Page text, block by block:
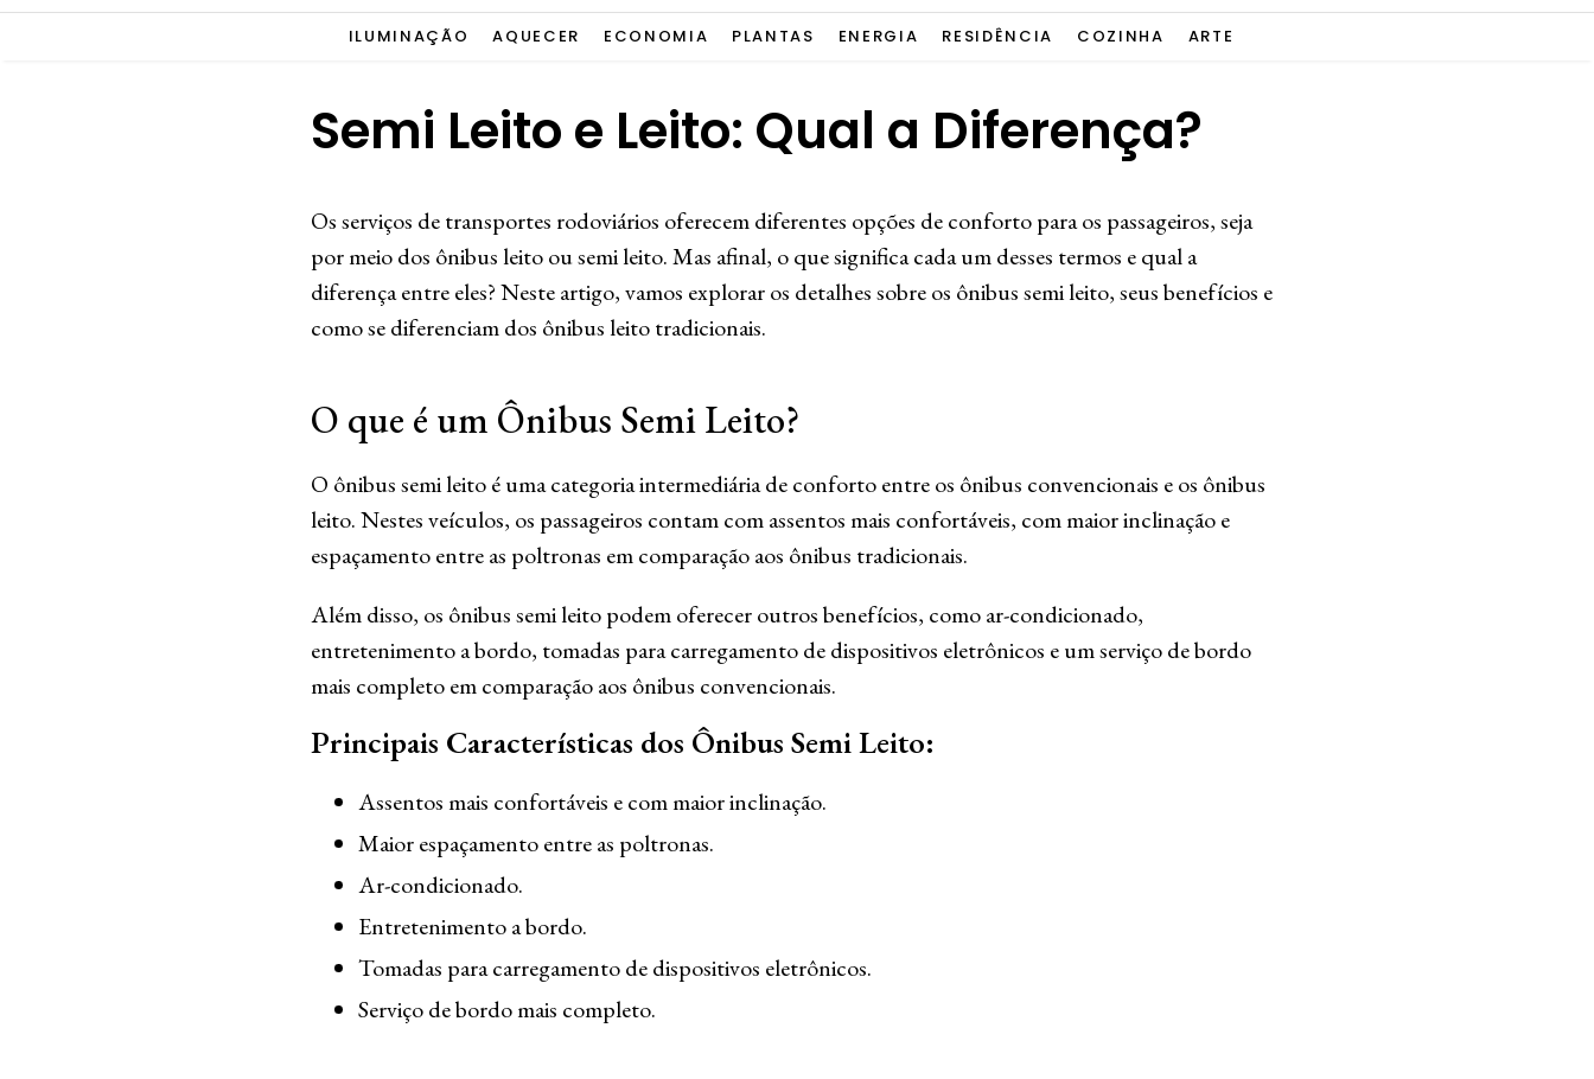
ILUMINAÇÃO AQUECER ECONOMIA PLANTAS ENERGIA RESIDÊNCIA COZINHA ARTE
Semi Leito e Leito: Qual a Diferença?
Os serviços de transportes rodoviários oferecem diferentes opções de conforto para os passageiros, seja
por meio dos ônibus leito ou semi leito. Mas afinal, o que significa cada um desses termos e qual a
diferença entre eles? Neste artigo, vamos explorar os detalhes sobre os ônibus semi leito, seus benefícios e
como se diferenciam dos ônibus leito tradicionais.
O que é um Ônibus Semi Leito?
O ônibus semi leito é uma categoria intermediária de conforto entre os ônibus convencionais e os ônibus
leito. Nestes veículos, os passageiros contam com assentos mais confortáveis, com maior inclinação e
espaçamento entre as poltronas em comparação aos ônibus tradicionais.
Além disso, os ônibus semi leito podem oferecer outros benefícios, como ar-condicionado,
entretenimento a bordo, tomadas para carregamento de dispositivos eletrônicos e um serviço de bordo
mais completo em comparação aos ônibus convencionais.
Principais Características dos Ônibus Semi Leito:
Assentos mais confortáveis e com maior inclinação.
Maior espaçamento entre as poltronas.
Ar-condicionado.
Entretenimento a bordo.
Tomadas para carregamento de dispositivos eletrônicos.
Serviço de bordo mais completo.